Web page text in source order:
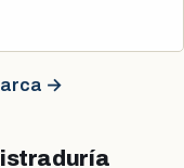
→